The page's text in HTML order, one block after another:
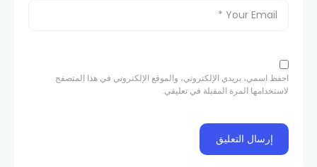
احفظ اسمي، بريدي الإلكتروني، والموقع الإلكتروني في هذا المتصفح
لاستخدامها المرة المقبلة في تعليقي.